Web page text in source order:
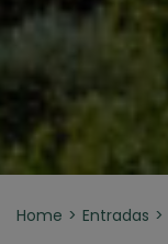
Home Entradas